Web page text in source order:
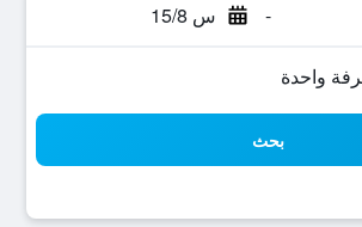
- س 15/8
بحث